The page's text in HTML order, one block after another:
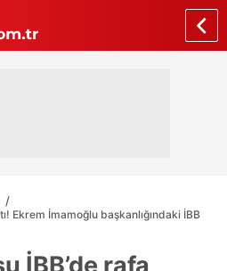
Ekrem İmamoğlu başkanlığındaki İBB